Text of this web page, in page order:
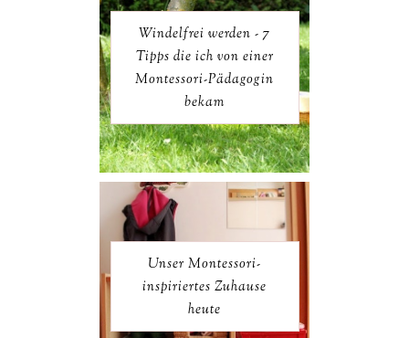
Windelfrei werden - 7
Tipps die ich von einer
Montessori-Pädagogin
bekam
Unser Montessori-
inspiriertes Zuhause
heute